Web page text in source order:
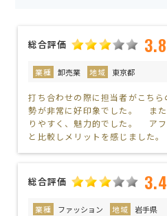
総合評価 3.8
業種 卸売業 地域 東京都
打ち合わせの際に担当者がこち
勢が非常に好印象でした。 ま
りやすく、魅力的でした。 ア
と比較しメリットを感じました。
総合評価 3.4
業種 ファッション 地域 岩手県